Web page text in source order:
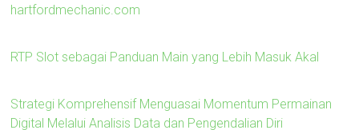
hartfordmechanic.com
RTP Slot sebagai Panduan Main yang Lebih Masuk Akal
Strategi Komprehensif Menguasai Momentum Permainan
Digital Melalui Analisis Data dan Pengendalian Diri